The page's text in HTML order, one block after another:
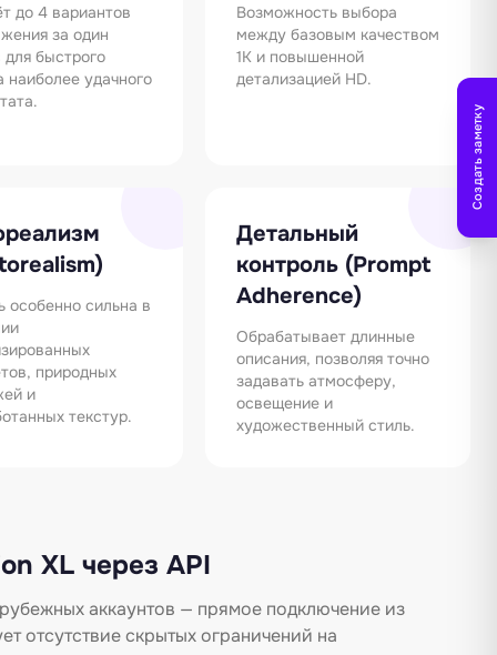
до 4 вариантов
за один
для быстрого
наиболее удачного
Возможность выбора
между базовым качеством
1K и повышенной
детализацией HD.
особенно сильна в
природных
и
текстур.
Детальный
контроль (Prompt
Adherence)
Обрабатывает длинные
описания, позволяя точно
задавать атмосферу,
освещение и
художественный стиль.
XL через API
аккаунтов — прямое подключение из
отсутствие скрытых ограничений на
Создать заметку